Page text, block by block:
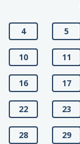
4 5
10 11
16 17
22 23
28 29